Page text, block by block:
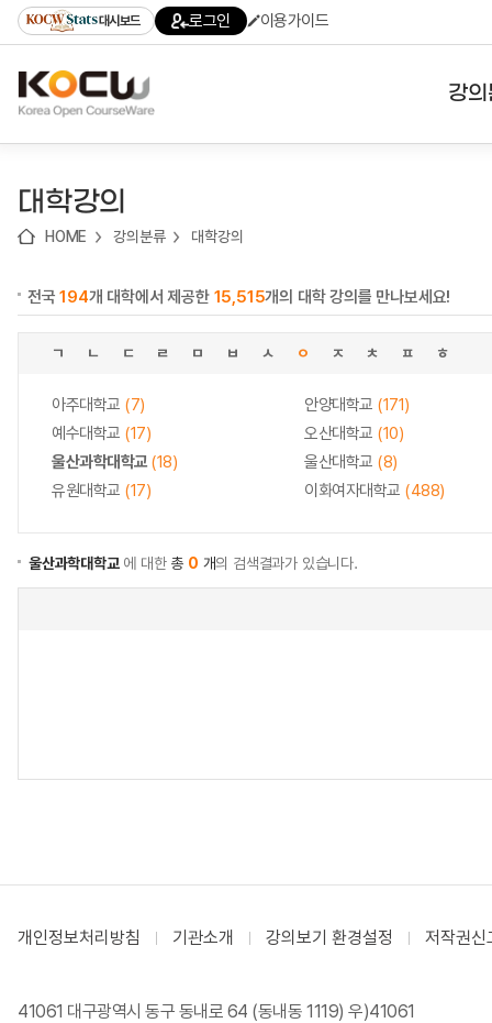
기
기
기
content)
가
대시보드 로그인 이용가이드
강
대학강의
HOME 강의분류 대학강의
전국194개 대학에서 제공한 15,515개의 대학 강의를 만나보세요!
ㄱ ㄴ ㄷ ㄹ ㅁ ㅂ ㅅ ㅇ ㅈ ㅊ ㅍ ㅎ
아주대학교 (7) 안양대학교 (171)
예수대학교 (17) 오산대학교 (10)
울산과학대학교(18) 울산대학교 (8)
유원대학교 (17) 이화여자대학교 (488)
울산과학대학교에 대한총 0 개의 검색결과가 있습니다.
개인정보처리방침 기관소개 강의보기 환경설정 저작권신
41061 대구광역시 동구 동내로 64 (동내동 1119) 우)41061